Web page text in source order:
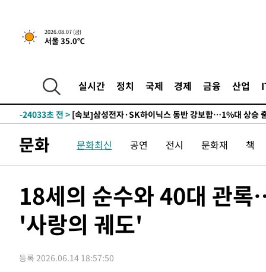
2026.08.07 (금)
서울 35.0℃
실시간 정치 국제 경제 금융 산업
-26088초 전 >"미 전국적 살모네라 식중독 원인은 멕시코산 할라피뇨
-24601초 전 > [속보]경찰·노동부, HL만도 평택사업장 끼임 사망 관련
압수수색
-24237초 전 >
[속보]원·달러 환율, 오전 9시 1423.8원
-24033초 전 >
-24019초 전 > [속보]코스닥, 5.95포인트(0.74%) 상승한 807.62개장
-21152초 전 >
시리아 다마스쿠스 교외에서 미니버스 폭발.. 14명 부상,
태
-20450초 전 >입추에도 극한더위…서울 낮 39도 '폭염중대경보'
례 큰 폭발음
-14129초 전 >[속보]美, 폴리실리콘 수입 규제…파생제품 15% 관세,
발효
-12280초 전 > [속보]트럼프, 美 원정출산 금지 행정명령 서명
-9980초 전 > [속보] 뉴욕증시, 일제 하락 마감…나스닥 0.06%↓
-31064초 전 >[속보]종합특검, '관저이전 봐주기 감사' 유병호 구속기소
문화 문화최신 공연 전시 문화재 책
18세의 순수와 40대 관
'사랑의 궤도'
등록 2026.06.14 18:57:50